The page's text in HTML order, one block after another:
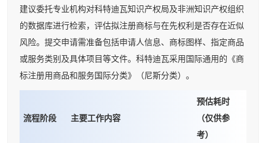
建议委托专业机构对科特迪瓦知识产权局及非洲知识产权组织
的数据库进行检索，评估拟注册商标与在先权利是否存在近似
风险。提交申请需准备包括申请人信息、商标图样、指定商品
或服务类别及具体项目等文件。科特迪瓦采用国际通用的《商
标注册用商品和服务国际分类》（尼斯分类）。
流程阶段 主要工作内容
预估耗时
（仅供参
考）